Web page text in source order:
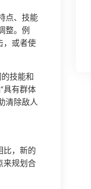
点、技能
整。例
，或者使
技能和
具有群体
清除敌人
比，新的
来规划合